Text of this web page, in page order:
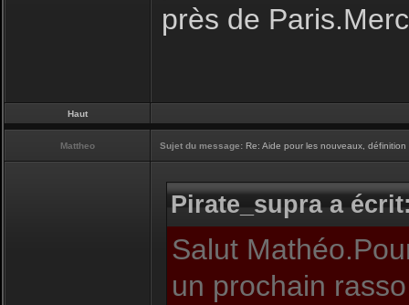
près de
Haut
Mattheo Sujet du message: Re: Aide pour les nouveaux,
Pirate_supra a
Salut
un prochain